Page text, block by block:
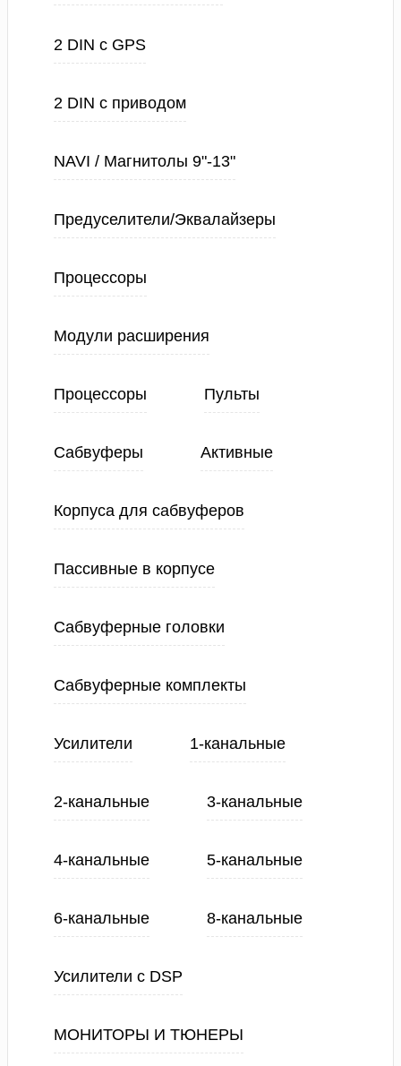
2 DIN с GPS
2 DIN с приводом
NAVI / Магнитолы 9"-13"
Предуселители/Эквалайзеры
Процессоры
Модули расширения
Процессоры Пульты
Сабвуферы Активные
Корпуса для сабвуферов
Пассивные в корпусе
Сабвуферные головки
Сабвуферные комплекты
Усилители 1-канальные
2-канальные 3-канальные
4-канальные 5-канальные
6-канальные 8-канальные
Усилители с DSP
МОНИТОРЫ И ТЮНЕРЫ